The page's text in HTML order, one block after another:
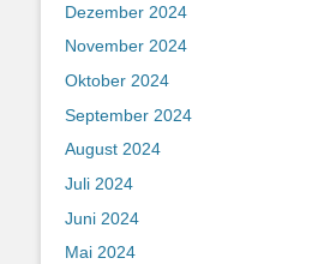
Dezember 2024
November 2024
Oktober 2024
September 2024
August 2024
Juli 2024
Juni 2024
Mai 2024